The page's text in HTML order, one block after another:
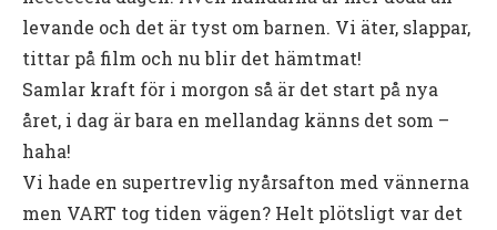
levande och det är tyst om barnen. Vi äter, slappar,
tittar på film och nu blir det hämtmat!
Samlar kraft för i morgon så är det start på nya
året, i dag är bara en mellandag känns det som –
haha!
Vi hade en supertrevlig nyårsafton med vännerna
men VART tog tiden vägen? Helt plötsligt var det